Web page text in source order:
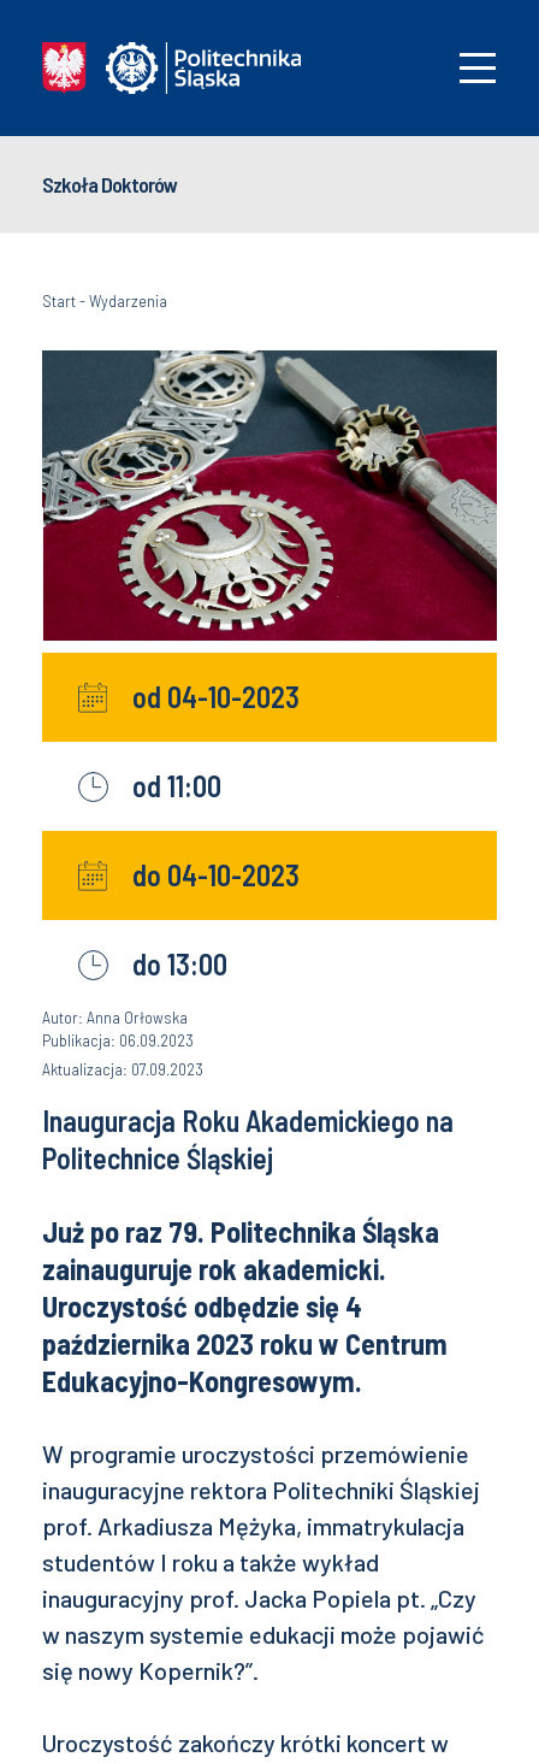
Szkoła Doktorów
Start-Wydarzenia
od 04-10-2023
od 11:00
do 04-10-2023
do 13:00
Autor: Anna Orłowska
Publikacja: 06.09.2023
Aktualizacja: 07.09.2023
Inauguracja Roku Akademickiego na
Politechnice Śląskiej
Już po raz 79. Politechnika Śląska
zainauguruje rok akademicki.
Uroczystość odbędzie się 4
października 2023 roku w Centrum
Edukacyjno-Kongresowym.
W programie uroczystości przemówienie
inauguracyjne rektora Politechniki Śląskiej
prof. Arkadiusza Mężyka, immatrykulacja
studentów I roku a także wykład
inauguracyjny prof. Jacka Popiela pt. „Czy
w naszym systemie edukacji może pojawić
się nowy Kopernik?”.
Uroczystość zakończy krótki koncert w